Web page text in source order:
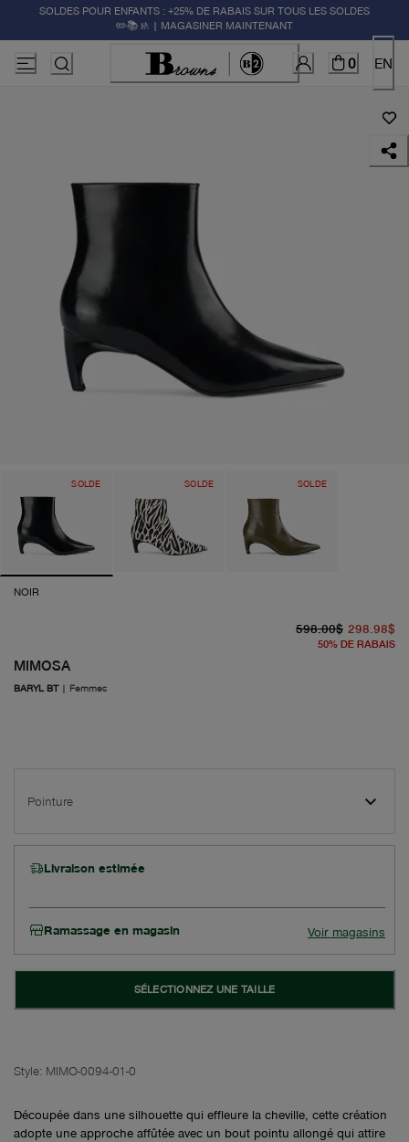
SOLDES POUR ENFANTS : +25% DE RABAIS SUR TOUS LES SOLDES
✏️📚🚸 | MAGASINER MAINTENANT
0 EN
SOLDE SOLDE SOLDE
NOIR
MIMOSA
BARYL BT| Femmes
598.00$ 298.98$
50% DE RABAIS
Pointure
Livraison estimée
Ramassage en magasin Voir magasins
SÉLECTIONNEZ UNE TAILLE
Style: MIMO-0094-01-0
Découpée dans une silhouette qui effleure la cheville, cette création
adopte une approche affûtée avec un bout pointu allongé qui attire